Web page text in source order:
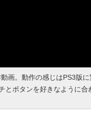
画。動作の感じはPS3版
とボタンを好きなように合